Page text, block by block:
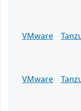
VMware
VMware